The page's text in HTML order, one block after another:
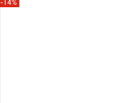
-14%